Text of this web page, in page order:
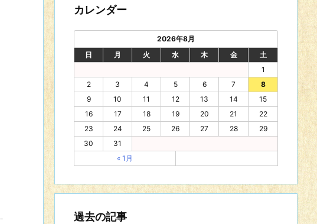
カレンダー
2026年8月
日
月 火 水 木 金
土
1
2
3 4 5 6 7
8
9
10 11 12 13 14
15
16
17 18 19 20 21
22
23
24 25 26 27 28
29
30
31
« 1月
過去の記事